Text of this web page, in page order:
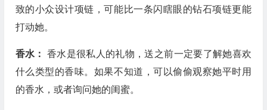
致的小众设计项链，可能比一条闪瞎眼的钻石项链更能
打动她。
香水： 香水是很私人的礼物，送之前一定要了解她喜欢
什么类型的香味。如果不知道，可以偷偷观察她平时用
的香水，或者询问她的闺蜜。